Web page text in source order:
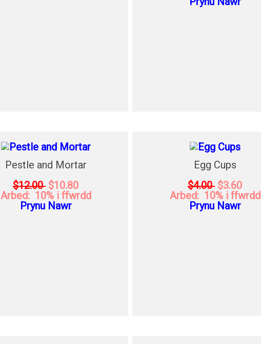
Pestle and Mortar
$12.00 $10.80
Arbed: 10% i ffwrdd
Prynu Nawr
Egg Cups
$4.00 $3.60
Arbed: 10% i ffwrdd
Prynu Nawr